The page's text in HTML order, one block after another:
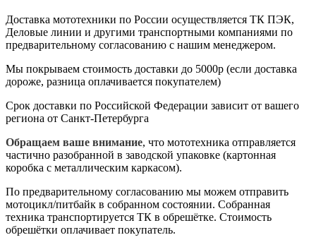
Доставка мототехники по России осуществляется ТК ПЭК,
Деловые линии и другими транспортными компаниями по
предварительному согласованию с нашим менеджером.
Мы покрываем стоимость доставки до 5000р (если доставка
дороже, разница оплачивается покупателем)
Срок доставки по Российской Федерации зависит от вашего
региона от Санкт-Петербурга
Обращаем ваше внимание, что мототехника отправляется
частично разобранной в заводской упаковке (картонная
коробка с металлическим каркасом).
По предварительному согласованию мы можем отправить
мотоцикл/питбайк в собранном состоянии. Собранная
техника транспортируется ТК в обрешётке. Стоимость
обрешётки оплачивает покупатель.